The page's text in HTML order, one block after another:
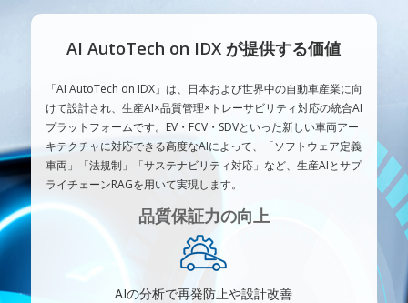
AI AutoTech on IDX が提供する価値
「AI AutoTech on IDX」は、日本および世界中の自動車産業に向
けて設計され、⽣産AI×品質管理×トレーサビリティ対応の統合AI
プラットフォームです。EV・FCV・SDVといった新しい車両アー
キテクチャに対応できる高度なAIによって、「ソフトウェア定義
車両」「法規制」「サステナビリティ対応」など、⽣産AIとサプ
ライチェーンRAGを用いて実現します。
品質保証力の向上
AIの分析で再発防止や設計改善